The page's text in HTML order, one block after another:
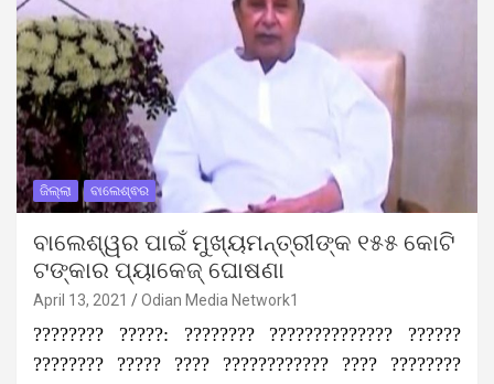
ଜିଲ୍ଲା ବାଲେଶ୍ଵର
ବାଲେଶ୍ୱର ପାଇଁ ମୁଖ୍ୟମନ୍ତ୍ରୀଙ୍କ ୧୫୫ କୋଟି
ଟଙ୍କାର ପ୍ୟାକେଜ୍ ଘୋଷଣା
April 13, 2021 Odian Media Network1
???????? ?????: ???????? ?????????????? ??????
???????? ????? ???? ???????????? ???? ????????